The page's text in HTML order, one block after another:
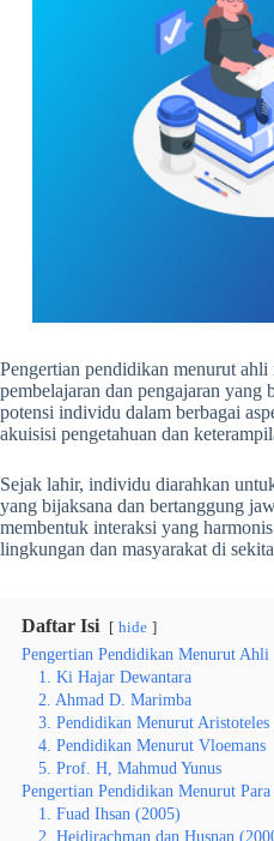
Pengertian pendidikan menurut ahli
pembelajaran dan pengajaran yang
potensi individu dalam berbagai
akuisisi pengetahuan dan
Sejak lahir, individu diarahkan
yang bijaksana dan bertanggung
membentuk interaksi yang
lingkungan dan masyarakat di
Daftar Isi hide
Pengertian Pendidikan Menurut Ahli
1. Ki Hajar Dewantara
2. Ahmad D. Marimba
3. Pendidikan Menurut Aristoteles
4. Pendidikan Menurut Vloemans
5. Prof. H, Mahmud Yunus
Pengertian Pendidikan Menurut
1. Fuad Ihsan (2005)
2. Heidjrachman dan Husnan